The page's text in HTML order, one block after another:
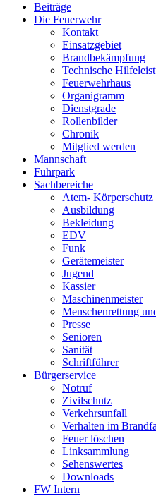
Beiträge
Die Feuerwehr
Kontakt
Einsatzgebiet
Brandbekämpfung
Technische
Feuerwehrhaus
Organigramm
Dienstgrade
Rollenbilder
Chronik
Mitglied werden
Mannschaft
Fuhrpark
Sachbereiche
Atem- Körperschutz
Ausbildung
Bekleidung
EDV
Funk
Gerätemeister
Jugend
Kassier
Maschinenmeister
Menschenrettung
Presse
Senioren
Sanität
Schriftführer
Bürgerservice
Notruf
Zivilschutz
Verkehrsunfall
Verhalten im
Feuer löschen
Linksammlung
Sehenswertes
Downloads
FW Intern